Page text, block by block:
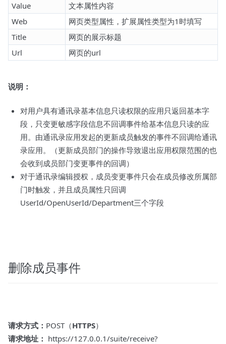
Value
文本属性内容
Web
网页类型属性，扩展属性类型为1时填写
Title
网页的展示标题
Url
网页的url
说明：
对用户具有通讯录基本信息只读权限的应用只返回基本字
段，只变更敏感字段信息不回调事件给基本信息只读的应
用。由通讯录应用发起的更新成员触发的事件不回调给通讯
录应用。（更新成员部门的操作导致退出应用权限范围的也
会收到成员部门变更事件的回调）
对于通讯录编辑授权，成员变更事件只会在成员修改所属部
门时触发，并且成员属性只回调
UserId/OpenUserId/Department三个字段
删除成员事件
请求方式： POST（HTTPS）
请求地址： https://127.0.0.1/suite/receive?